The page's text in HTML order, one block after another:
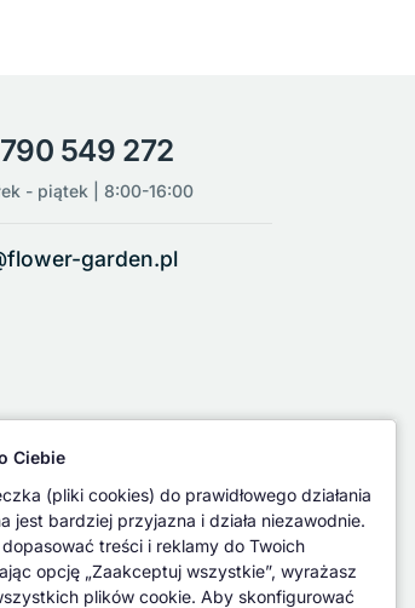
549 272
- piątek | 8:00-16:00
garden.pl
Ciebie
(pliki cookies) do prawidłowego działania
jest bardziej przyjazna i działa niezawodnie.
treści i reklamy do Twoich
opcję „Zaakceptuj wszystkie”, wyrażasz
plików cookie. Aby skonfigurować